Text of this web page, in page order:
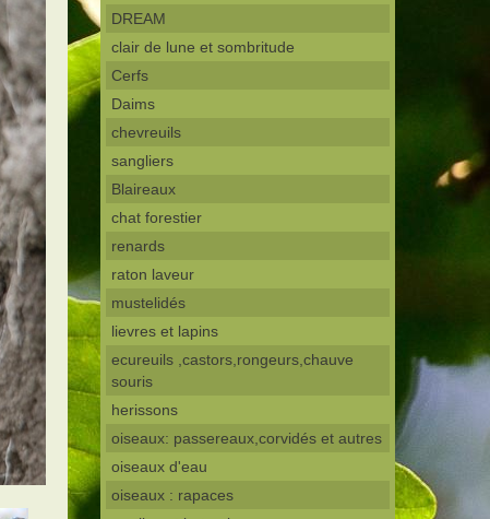
DREAM
clair de lune et sombritude
Cerfs
Daims
chevreuils
sangliers
Blaireaux
chat forestier
renards
raton laveur
mustelidés
lievres et lapins
ecureuils ,castors,rongeurs,chauve
souris
herissons
oiseaux: passereaux,corvidés et autres
oiseaux d'eau
oiseaux : rapaces